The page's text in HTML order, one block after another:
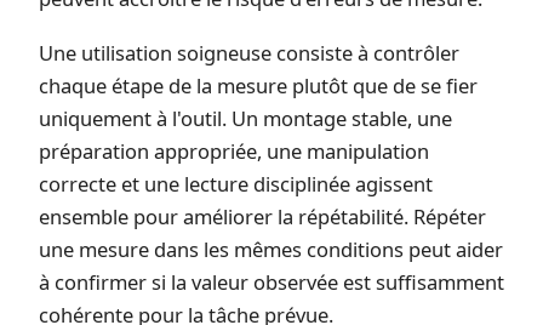
Une utilisation soigneuse consiste à contrôler
chaque étape de la mesure plutôt que de se fier
uniquement à l'outil. Un montage stable, une
préparation appropriée, une manipulation
correcte et une lecture disciplinée agissent
ensemble pour améliorer la répétabilité. Répéter
une mesure dans les mêmes conditions peut aider
à confirmer si la valeur observée est suffisamment
cohérente pour la tâche prévue.